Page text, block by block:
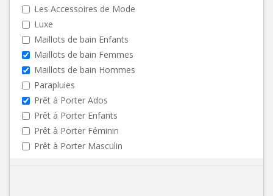
Les Accessoires de Mode
Luxe
Maillots de bain Enfants
Maillots de bain Femmes
Maillots de bain Hommes
Parapluies
Prêt à Porter Ados
Prêt à Porter Enfants
Prêt à Porter Féminin
Prêt à Porter Masculin